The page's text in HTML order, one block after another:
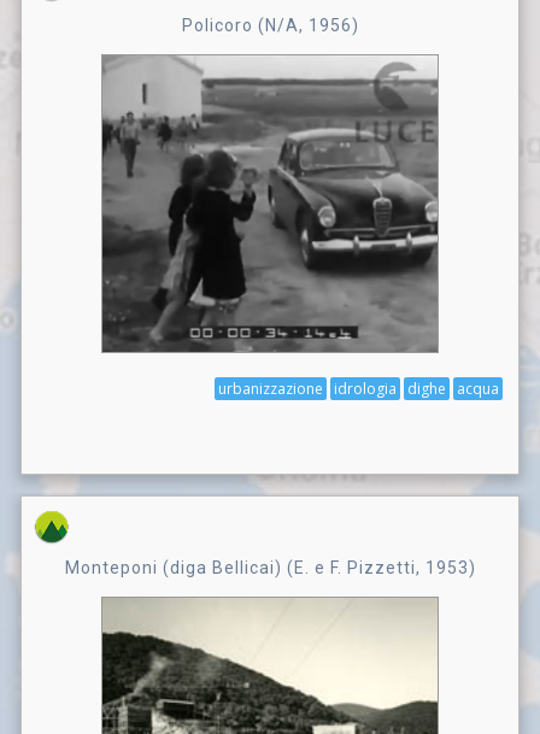
Policoro (N/A, 1956)
acqua
dighe
idrologia
urbanizzazione
Monteponi (diga Bellicai) (E. e F. Pizzetti, 1953)